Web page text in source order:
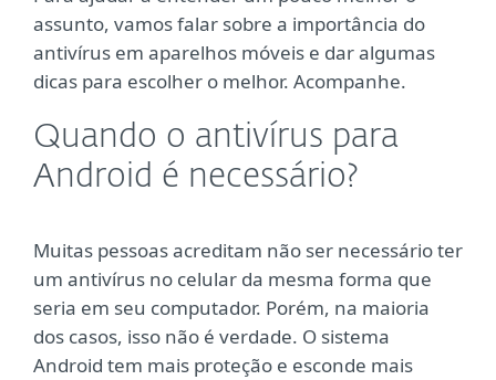
assunto, vamos falar sobre a importância do
antivírus em aparelhos móveis e dar algumas
dicas para escolher o melhor. Acompanhe.
Quando o antivírus para
Android é necessário?
Muitas pessoas acreditam não ser necessário ter
um antivírus no celular da mesma forma que
seria em seu computador. Porém, na maioria
dos casos, isso não é verdade. O sistema
Android tem mais proteção e esconde mais